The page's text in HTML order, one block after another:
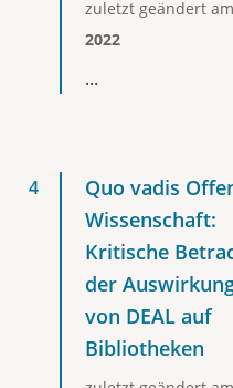
zuletzt geändert
2022
...
Quo vadis
Wissenschaft:
Kritische
der
von DEAL auf
Bibliotheken